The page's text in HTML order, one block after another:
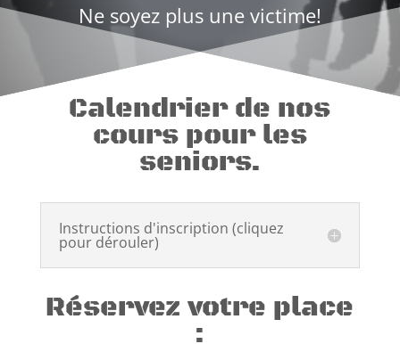
Ne soyez plus une victime!
Calendrier de nos
cours pour les
seniors.
Instructions d'inscription (cliquez
pour dérouler)
Réservez votre place
: